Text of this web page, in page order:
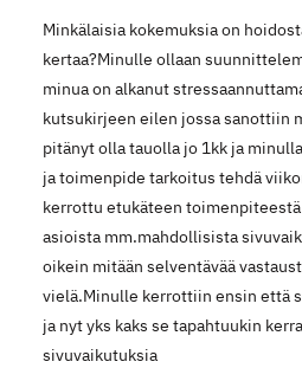
Minkälaisia kokemuksia on
kertaa?Minulle ollaan
minua on alkanut
kutsukirjeen eilen jossa sanottiin
pitänyt olla tauolla jo 1kk ja
ja toimenpide tarkoitus tehdä
kerrottu etukäteen
asioista mm.mahdollisista
oikein mitään selventävää
vielä.Minulle kerrottiin ensin että
ja nyt yks kaks se tapahtuukin
sivuvaikutuksia